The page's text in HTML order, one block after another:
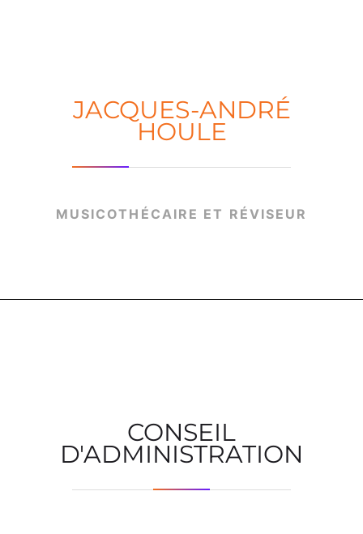
JACQUES-ANDRÉ
HOULE
MUSICOTHÉCAIRE ET RÉVISEUR
CONSEIL
D'ADMINISTRATION